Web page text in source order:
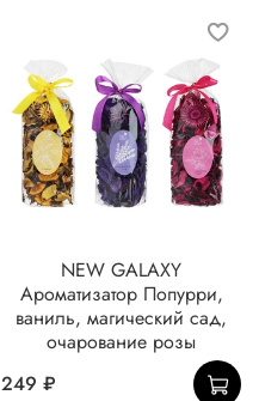
NEW GALAXY
Ароматизатор Попурри,
ваниль, магический сад,
очарование розы
249 ₽